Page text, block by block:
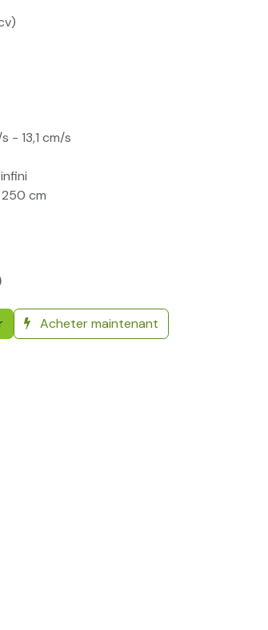
- 13,1 cm/s
250 cm
Acheter maintenant